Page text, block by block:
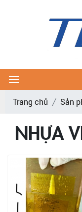
Trang chủ Sản
NHỰA